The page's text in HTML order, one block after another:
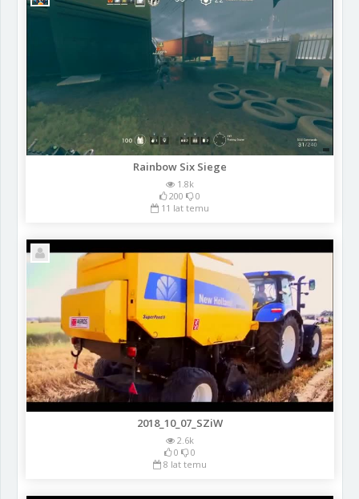
Rainbow Six Siege
1.8k
200
0
11 lat temu
2018_10_07_SZiW
2.6k
0
0
8 lat temu